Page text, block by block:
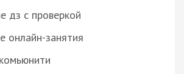
дз с проверкой
онлайн-занятия